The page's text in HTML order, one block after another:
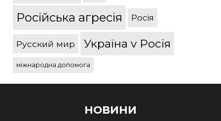
Російська агресія Росія
Русский мир Україна v Росія
міжнародна допомога
НОВИНИ